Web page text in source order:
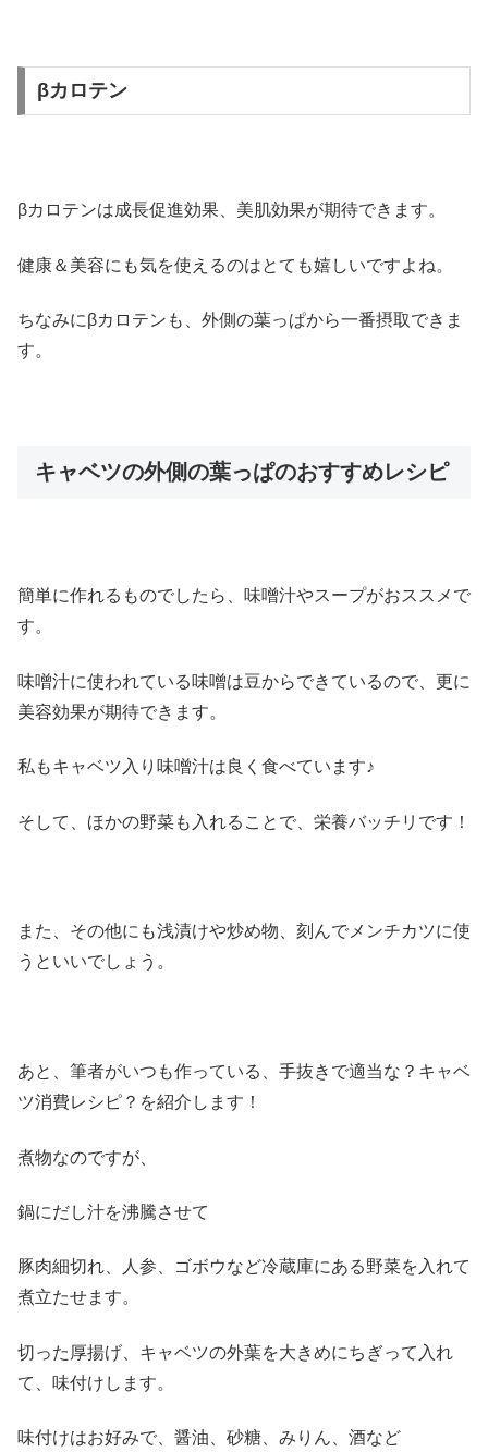
βカロテン
βカロテンは成長促進効果、美肌効果が期待できます。
健康＆美容にも気を使えるのはとても嬉しいですよね。
ちなみにβカロテンも、外側の葉っぱから一番摂取できま
す。
キャベツの外側の葉っぱのおすすめレシピ
簡単に作れるものでしたら、味噌汁やスープがおススメで
す。
味噌汁に使われている味噌は豆からできているので、更に
美容効果が期待できます。
私もキャベツ入り味噌汁は良く食べています♪
そして、ほかの野菜も入れることで、栄養バッチリです！
また、その他にも浅漬けや炒め物、刻んでメンチカツに使
うといいでしょう。
あと、筆者がいつも作っている、手抜きで適当な？キャベ
ツ消費レシピ？を紹介します！
煮物なのですが、
鍋にだし汁を沸騰させて
豚肉細切れ、人参、ゴボウなど冷蔵庫にある野菜を入れて
煮立たせます。
切った厚揚げ、キャベツの外葉を大きめにちぎって入れ
て、味付けします。
味付けはお好みで、醤油、砂糖、みりん、酒など